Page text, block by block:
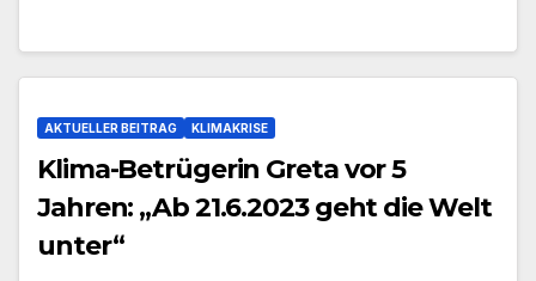
AKTUELLER BEITRAG KLIMAKRISE
Klima-Betrügerin Greta vor 5
Jahren: „Ab 21.6.2023 geht die Welt
unter“